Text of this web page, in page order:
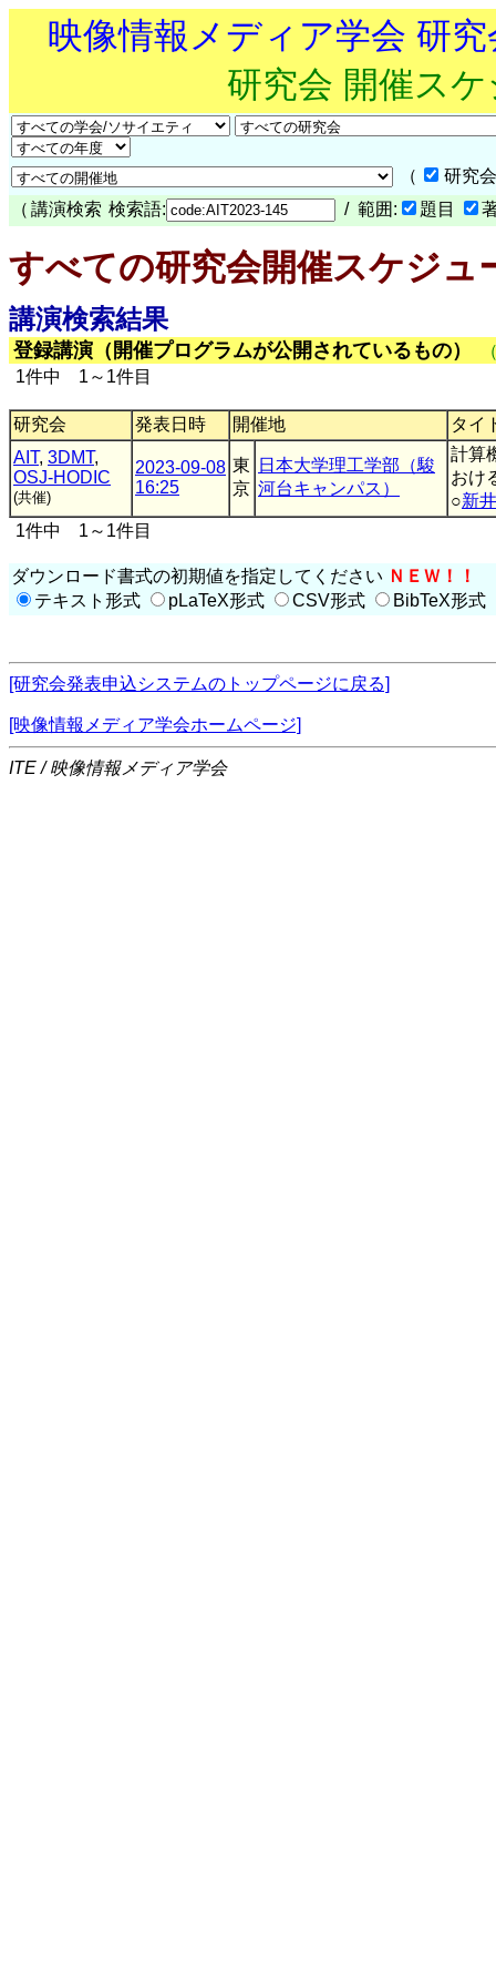
映像情報メディア学会 研
研究会 開催ス
（
研究
（ 講演検索 検索語: / 範囲: 題目
すべての研究会開催スケジュ
講演検索結果
登録講演（開催プログラムが公開されているもの）
1件中 1～1件目
研究会 発表日時 開催地
タイ
AIT, 3DMT,
OSJ-HODIC
(共催)
2023-09-08
16:25
東
京
日本大学理工学部（駿
河台キャンパス）
計算
おけ
○新
1件中 1～1件目
ダウンロード書式の初期値を指定してください ＮＥＷ！！
テキスト形式
pLaTeX形式 CSV形式 BibTeX形式
[研究会発表申込システムのトップページに戻る]
[映像情報メディア学会ホームページ]
ITE / 映像情報メディア学会